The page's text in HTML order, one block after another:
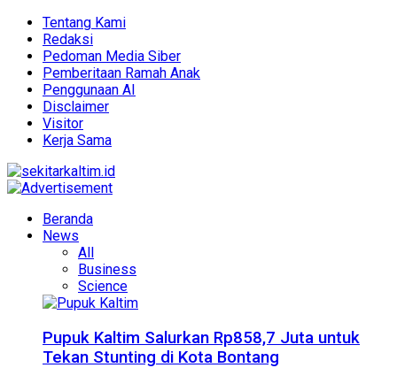
Tentang Kami
Redaksi
Pedoman Media Siber
Pemberitaan Ramah Anak
Penggunaan AI
Disclaimer
Visitor
Kerja Sama
Beranda
News
All
Business
Science
Pupuk Kaltim Salurkan Rp858,7 Juta untuk
Tekan Stunting di Kota Bontang